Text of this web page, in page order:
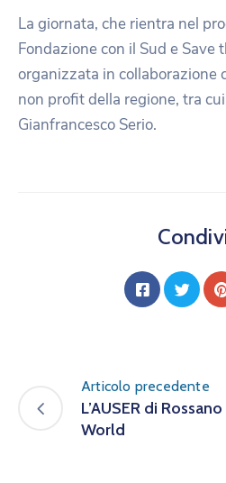
La giornata, che rientra nel
Fondazione con il Sud e Save
organizzata in collaborazione
non profit della regione, tra cui
Gianfrancesco Serio.
Articolo precedente
L’AUSER di
World